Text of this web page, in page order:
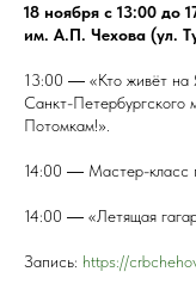
18 ноября с 13:00 до
им. А.П. Чехова (ул.
13:00 ― «Кто живёт на
Санкт-Петербургского
Потомкам!».
14:00 ― Мастер-класс
14:00 ― «Летящая
Запись: https://